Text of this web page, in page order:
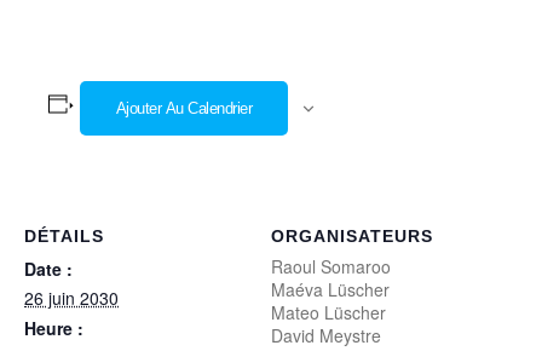
Ajouter Au Calendrier
DÉTAILS
Date :
26 juin 2030
Heure :
ORGANISATEURS
Raoul Somaroo
Maéva Lüscher
Mateo Lüscher
David Meystre